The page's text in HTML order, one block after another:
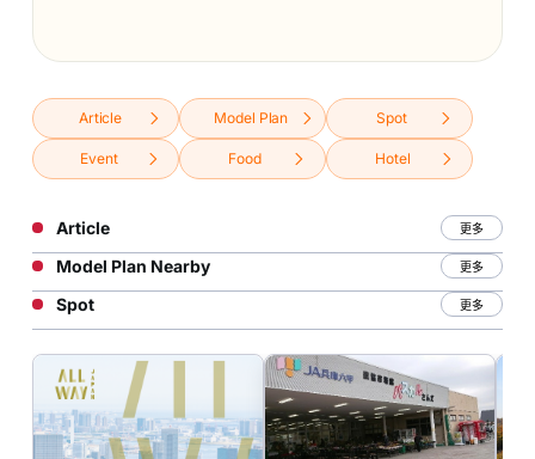
Article Model Plan Spot
Event Food Hotel
Article 更多
Model Plan Nearby 更多
Spot 更多